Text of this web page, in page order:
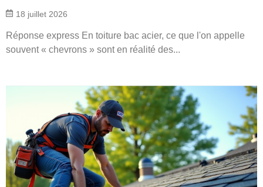
18 juillet 2026
Réponse express En toiture bac acier, ce que l'on appelle
souvent « chevrons » sont en réalité des...